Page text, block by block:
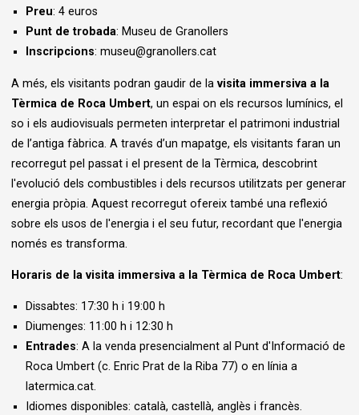
Preu: 4 euros
Punt de trobada: Museu de Granollers
Inscripcions: museu@granollers.cat
A més, els visitants podran gaudir de lavisita immersiva a la
Tèrmica de Roca Umbert, un espai on els recursos lumínics, el
so i els audiovisuals permeten interpretar el patrimoni industrial
de l’antiga fàbrica. A través d’un mapatge, els visitants faran un
recorregut pel passat i el present de la Tèrmica, descobrint
l'evolució dels combustibles i dels recursos utilitzats per generar
energia pròpia. Aquest recorregut ofereix també una reflexió
sobre els usos de l'energia i el seu futur, recordant que l'energia
només es transforma.
Horaris de la visita immersiva a la Tèrmica de Roca Umbert:
Dissabtes: 17:30 h i 19:00 h
Diumenges: 11:00 h i 12:30 h
Entrades: A la venda presencialment al Punt d'Informació de
Roca Umbert (c. Enric Prat de la Riba 77) o en línia a
latermica.cat.
Idiomes disponibles: català, castellà, anglès i francès.